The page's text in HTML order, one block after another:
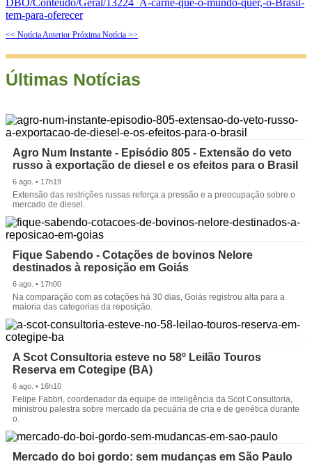
tem-para-oferecer
<< Notícia Anterior Próxima Notícia >>
Últimas Notícias
Agro Num Instante - Episódio 805 - Extensão do veto
russo à exportação de diesel e os efeitos para o Brasil
6 ago. • 17h19
Extensão das restrições russas reforça a pressão e a preocupação sobre o
mercado de diesel.
Fique Sabendo - Cotações de bovinos Nelore
destinados à reposição em Goiás
6 ago. • 17h00
Na comparação com as cotações há 30 dias, Goiás registrou alta para a
maioria das categorias da reposição.
A Scot Consultoria esteve no 58º Leilão Touros
Reserva em Cotegipe (BA)
6 ago. • 16h10
Felipe Fabbri, coordenador da equipe de inteligência da Scot Consultoria,
ministrou palestra sobre mercado da pecuária de cria e de genética durante
o.
Mercado do boi gordo: sem mudanças em São Paulo